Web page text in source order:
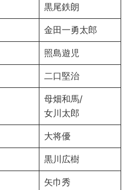
黒尾鉄朗
金田一勇太郎
照島遊児
二口堅治
母畑和馬/
女川太郎
大将優
黒川広樹
矢巾秀